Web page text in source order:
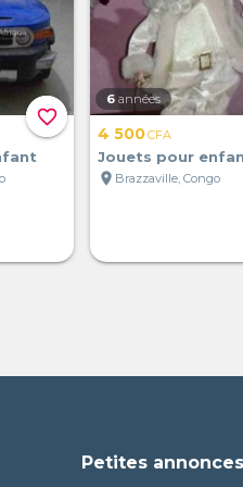
favorite_border
6 années
4 500CFA
Jouets pour
location_on Brazzaville, Congo
Petites